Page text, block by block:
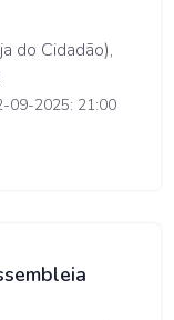
do Cidadão),
09-2025: 21:00